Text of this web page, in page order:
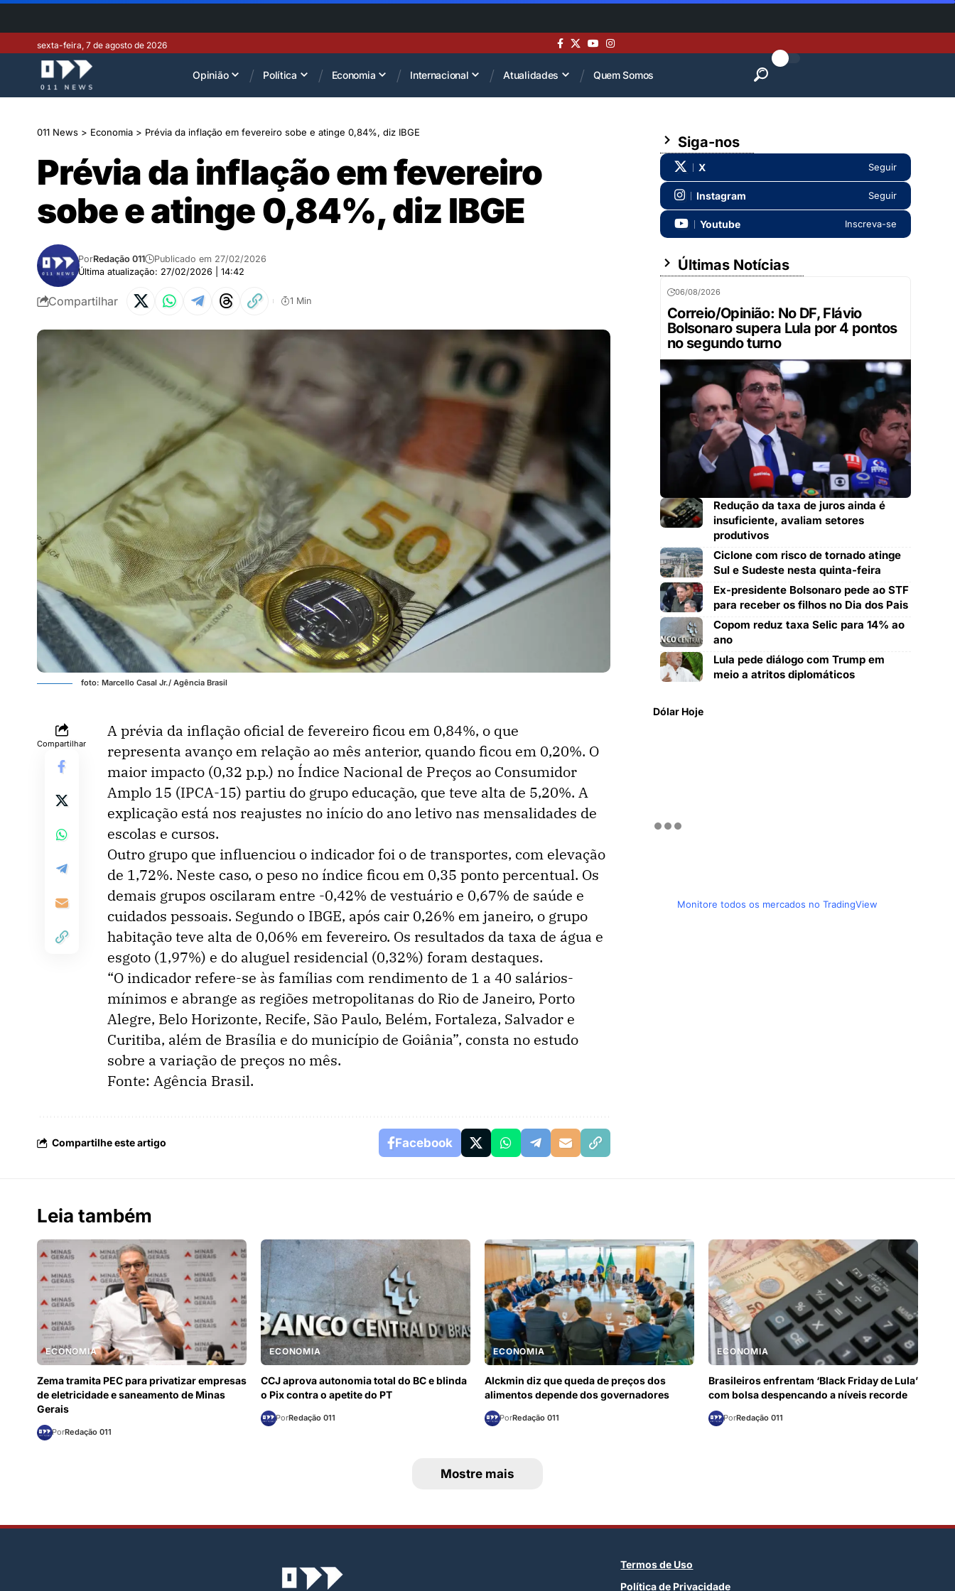
sexta-feira, 7 de agosto de 2026
Opinião Política Economia Internacional Atualidades Quem Somos
011 News > Economia > Prévia da inflação em fevereiro sobe e atinge 0,84%, diz IBGE
Prévia da inflação em fevereiro
sobe e atinge 0,84%, diz IBGE
Última atualização: 27/02/2026 | 14:42
PorRedação 011 Publicado em 27/02/2026
Compartilhar 1 Min
foto: Marcello Casal Jr./ Agência Brasil
Compartilhar
A prévia da inflação oficial de fevereiro ficou em 0,84%, o que
representa avanço em relação ao mês anterior, quando ficou em 0,20%. O
maior impacto (0,32 p.p.) no Índice Nacional de Preços ao Consumidor
Amplo 15 (IPCA-15) partiu do grupo educação, que teve alta de 5,20%. A
explicação está nos reajustes no início do ano letivo nas mensalidades de
escolas e cursos.
Outro grupo que influenciou o indicador foi o de transportes, com elevação
de 1,72%. Neste caso, o peso no índice ficou em 0,35 ponto percentual. Os
demais grupos oscilaram entre -0,42% de vestuário e 0,67% de saúde e
cuidados pessoais. Segundo o IBGE, após cair 0,26% em janeiro, o grupo
habitação teve alta de 0,06% em fevereiro. Os resultados da taxa de água e
esgoto (1,97%) e do aluguel residencial (0,32%) foram destaques.
“O indicador refere-se às famílias com rendimento de 1 a 40 salários-
mínimos e abrange as regiões metropolitanas do Rio de Janeiro, Porto
Alegre, Belo Horizonte, Recife, São Paulo, Belém, Fortaleza, Salvador e
Curitiba, além de Brasília e do município de Goiânia”, consta no estudo
sobre a variação de preços no mês.
Fonte: Agência Brasil.
Compartilhe este artigo Facebook
Siga-nos
X Seguir
Instagram Seguir
Youtube Inscreva-se
Últimas Notícias
06/08/2026
Correio/Opinião: No DF, Flávio
Bolsonaro supera Lula por 4 pontos
no segundo turno
Redução da taxa de juros ainda é
insuficiente, avaliam setores
produtivos
Ciclone com risco de tornado atinge
Sul e Sudeste nesta quinta-feira
Ex-presidente Bolsonaro pede ao STF
para receber os filhos no Dia dos Pais
Copom reduz taxa Selic para 14% ao
ano
Lula pede diálogo com Trump em
meio a atritos diplomáticos
Dólar Hoje
Monitore todos os mercados no TradingView
Leia também
ECONOMIA
Zema tramita PEC para privatizar empresas
de eletricidade e saneamento de Minas
Gerais
PorRedação 011
ECONOMIA
CCJ aprova autonomia total do BC e blinda
o Pix contra o apetite do PT
PorRedação 011
ECONOMIA
Alckmin diz que queda de preços dos
alimentos depende dos governadores
PorRedação 011
ECONOMIA
Brasileiros enfrentam ‘Black Friday de Lula’
com bolsa despencando a níveis recorde
PorRedação 011
Mostre mais
Termos de Uso
Política de Privacidade